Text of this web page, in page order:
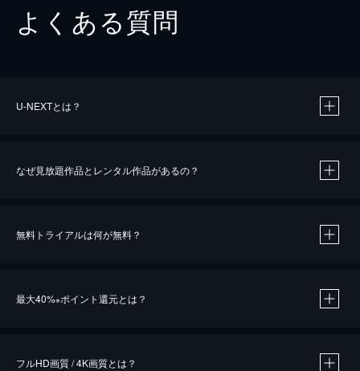
よくある質問
U-NEXTとは？
なぜ見放題作品とレンタル作品があるの？
無料トライアルは何が無料？
最大40%※ポイント還元とは？
フルHD画質 / 4K画質とは？